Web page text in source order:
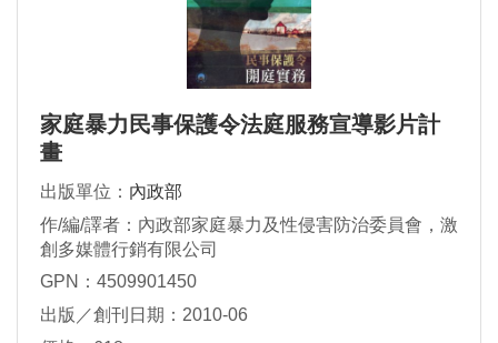
家庭暴力民事保護令法庭服務宣導影片計
畫
出版單位： 內政部
作/編/譯者：內政部家庭暴力及性侵害防治委員會，激
創多媒體行銷有限公司
GPN：4509901450
出版／創刊日期：2010-06